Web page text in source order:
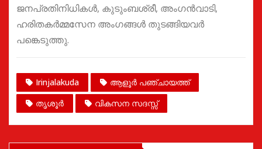
ജനപ്രതിനിധികൾ, കുടുംബശ്രീ, അംഗൻവാടി,
ഹരിതകർമ്മസേന അംഗങ്ങൾ തുടങ്ങിയവർ
പങ്കെടുത്തു.
Irinjalakuda
ആളൂർ പഞ്ചായത്ത്
തൃശൂർ
വികസന സദസ്സ്